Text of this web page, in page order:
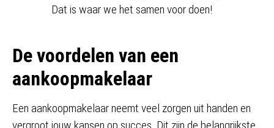
Dat is waar we het samen voor doen!
De voordelen van een
aankoopmakelaar
Een aankoopmakelaar neemt veel zorgen uit handen en